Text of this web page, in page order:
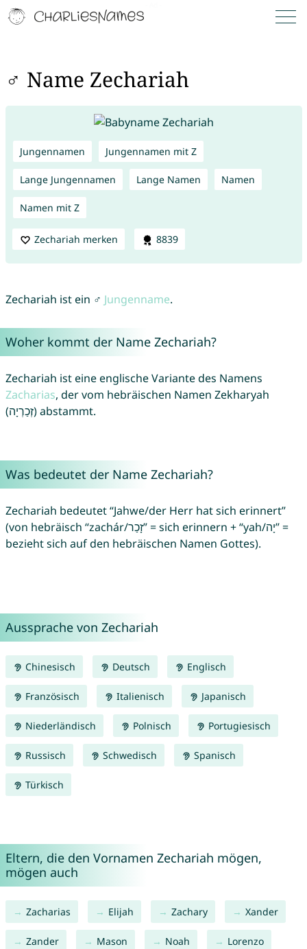
♂ Name Zechariah
Jungennamen Jungennamen mit Z
Lange Jungennamen Lange Namen Namen
Namen mit Z
Zechariah merken 8839
Zechariah ist ein ♂ Jungenname.
Woher kommt der Name Zechariah?
Zechariah ist eine englische Variante des Namens
Zacharias, der vom hebräischen Namen Zekharyah
(זְכַרְיָה) abstammt.
Was bedeutet der Name Zechariah?
Zechariah bedeutet “Jahwe/der Herr hat sich erinnert”
(von hebräisch “zachár/זָכַר” = sich erinnern + “yah/יָה” =
bezieht sich auf den hebräischen Namen Gottes).
Aussprache von Zechariah
Chinesisch Deutsch Englisch
Französisch Italienisch Japanisch
Niederländisch Polnisch Portugiesisch
Russisch Schwedisch Spanisch
Türkisch
Eltern, die den Vornamen Zechariah mögen,
mögen auch
Zacharias Elijah Zachary Xander
Zander Mason Noah Lorenzo